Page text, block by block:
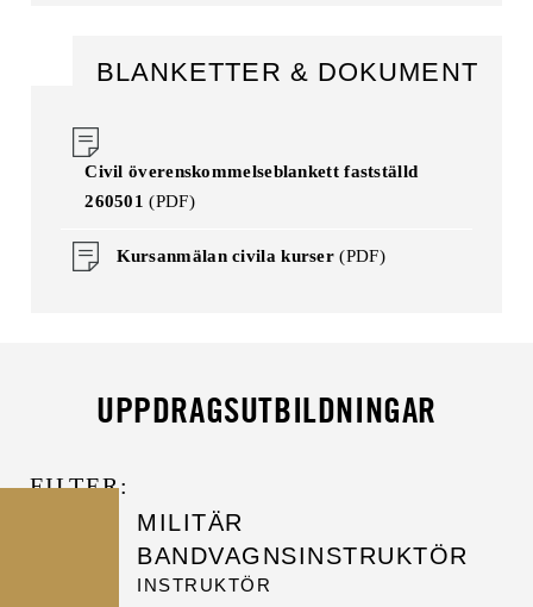
Civil överenskommelseblankett fastställd
260501 (PDF)
Kursanmälan civila kurser (PDF)
UPPDRAGSUTBILDNINGAR
MILITÄR
BANDVAGNSINSTRUKTÖR
INSTRUKTÖR